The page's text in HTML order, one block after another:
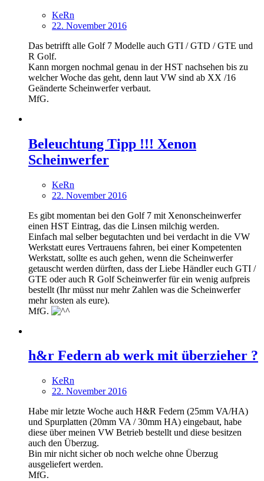
KeRn
22. November 2016
Das betrifft alle Golf 7 Modelle auch GTI / GTD / GTE und
R Golf.
Kann morgen nochmal genau in der HST nachsehen bis zu
welcher Woche das geht, denn laut VW sind ab XX /16
Geänderte Scheinwerfer verbaut.
MfG.
Beleuchtung Tipp !!! Xenon
Scheinwerfer
KeRn
22. November 2016
Es gibt momentan bei den Golf 7 mit Xenonscheinwerfer
einen HST Eintrag, das die Linsen milchig werden.
Einfach mal selber begutachten und bei verdacht in die VW
Werkstatt eures Vertrauens fahren, bei einer Kompetenten
Werkstatt, sollte es auch gehen, wenn die Scheinwerfer
getauscht werden dürften, dass der Liebe Händler euch GTI /
GTE oder auch R Golf Scheinwerfer für ein wenig aufpreis
bestellt (Ihr müsst nur mehr Zahlen was die Scheinwerfer
mehr kosten als eure).
MfG.
h&r Federn ab werk mit überzieher ?
KeRn
22. November 2016
Habe mir letzte Woche auch H&R Federn (25mm VA/HA)
und Spurplatten (20mm VA / 30mm HA) eingebaut, habe
diese über meinen VW Betrieb bestellt und diese besitzen
auch den Überzug.
Bin mir nicht sicher ob noch welche ohne Überzug
ausgeliefert werden.
MfG.